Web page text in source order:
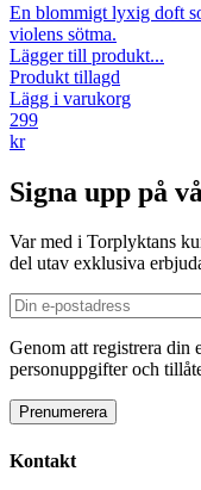
En blommigt lyxig doft
violens sötma.
Lägger till produkt...
Produkt tillagd
Lägg i varukorg
299
kr
Signa upp på
Var med i Torplyktans
del utav exklusiva
Genom att registrera din
personuppgifter och
Kontakt